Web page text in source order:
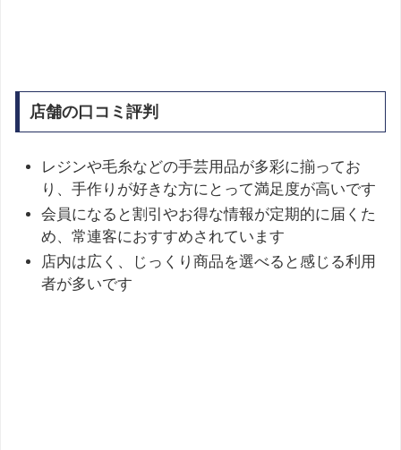
店舗の口コミ評判
レジンや毛糸などの手芸用品が多彩に揃ってお
り、手作りが好きな方にとって満足度が高いです
会員になると割引やお得な情報が定期的に届くた
め、常連客におすすめされています
店内は広く、じっくり商品を選べると感じる利用
者が多いです